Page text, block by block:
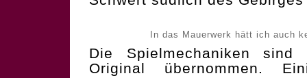
In das Mauerwerk hätt ich auch
Die Spielmechaniken
Original übernommen.